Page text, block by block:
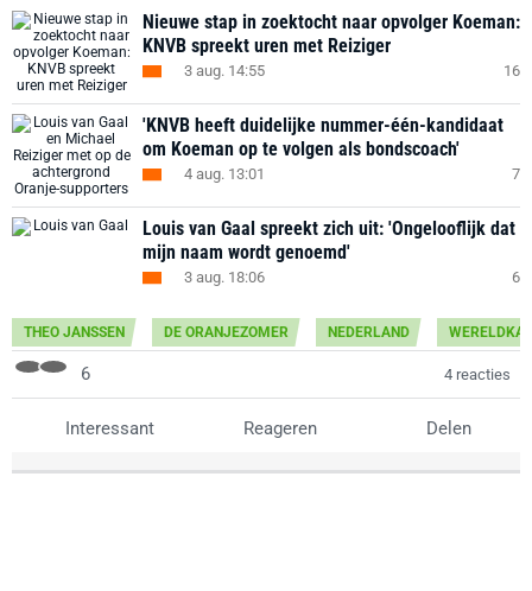
Nieuwe stap in zoektocht naar opvolger Koeman:
KNVB spreekt uren met Reiziger
3 aug. 14:55 16
'KNVB heeft duidelijke nummer-één-kandidaat
om Koeman op te volgen als bondscoach'
4 aug. 13:01 7
Louis van Gaal spreekt zich uit: 'Ongelooflijk dat
mijn naam wordt genoemd'
3 aug. 18:06 6
THEO JANSSEN DE ORANJEZOMER NEDERLAND
6 4 reacties
Interessant Reageren Delen